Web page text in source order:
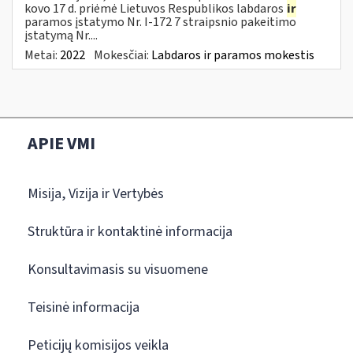
kovo 17 d. priėmė Lietuvos Respublikos labdaros ir
paramos įstatymo Nr. I-172 7 straipsnio pakeitimo
įstatymą Nr....
Metai: 2022 Mokesčiai: Labdaros ir paramos mokestis
APIE VMI
Misija, Vizija ir Vertybės
Struktūra ir kontaktinė informacija
Konsultavimasis su visuomene
Teisinė informacija
Peticijų komisijos veikla